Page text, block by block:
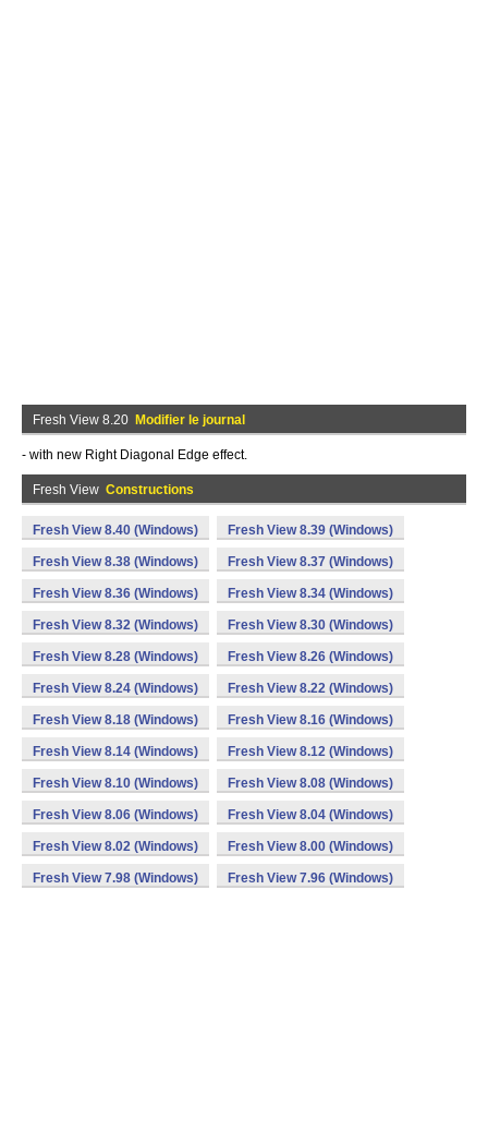
Fresh View 8.20 Modifier le journal
- with new Right Diagonal Edge effect.
Fresh View Constructions
Fresh View 8.40 (Windows) Fresh View 8.39 (Windows)
Fresh View 8.38 (Windows) Fresh View 8.37 (Windows)
Fresh View 8.36 (Windows) Fresh View 8.34 (Windows)
Fresh View 8.32 (Windows) Fresh View 8.30 (Windows)
Fresh View 8.28 (Windows) Fresh View 8.26 (Windows)
Fresh View 8.24 (Windows) Fresh View 8.22 (Windows)
Fresh View 8.18 (Windows) Fresh View 8.16 (Windows)
Fresh View 8.14 (Windows) Fresh View 8.12 (Windows)
Fresh View 8.10 (Windows) Fresh View 8.08 (Windows)
Fresh View 8.06 (Windows) Fresh View 8.04 (Windows)
Fresh View 8.02 (Windows) Fresh View 8.00 (Windows)
Fresh View 7.98 (Windows) Fresh View 7.96 (Windows)